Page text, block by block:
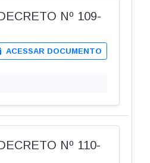
Nº 109-
ACESSAR DOCUMENTO
Nº 110-